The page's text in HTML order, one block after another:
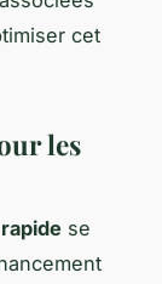
cet
les
se